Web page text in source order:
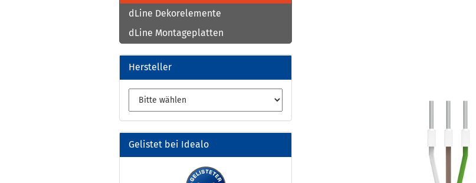
dLine Dekorelemente
dLine Montageplatten
Hersteller
Gelistet bei Idealo